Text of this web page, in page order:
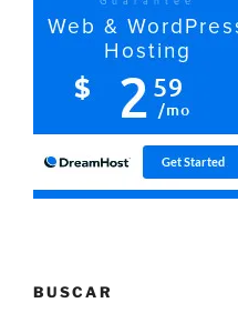
BUSCAR